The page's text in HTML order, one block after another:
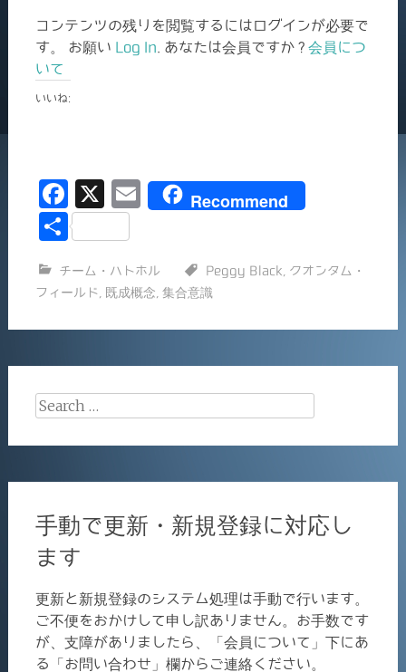
コンテンツの残りを閲覧するにはログインが必要で
す。 お願い Log In . あなたは会員ですか ? 会員につ
いて
いいね:
F
a
e
o
o
k
X
E
l
Recommend
共
チーム・ハトホル Peggy Black
クオンタム・
フィールド
既成概念 集合意識
Search
手動で更新・新規登録に対応し
ます
更新と新規登録のシステム処理は手動で行います。
ご不便をおかけして申し訳ありません。お手数です
が、支障がありましたら、「会員について」下にあ
る「お問い合わせ」欄からご連絡ください。